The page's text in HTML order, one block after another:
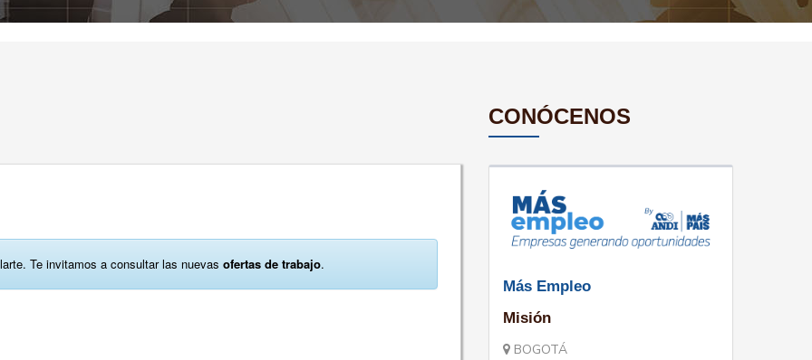
Te invitamos a consultar las nuevas ofertas de trabajo.
CONÓCENOS
Más Empleo
Misión
BOGOTÁ